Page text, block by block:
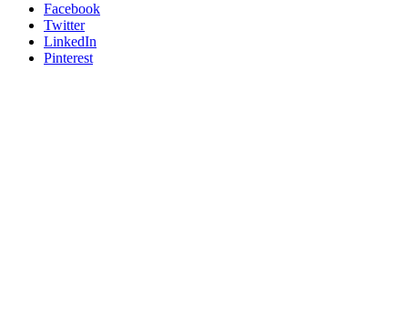
Facebook
Twitter
LinkedIn
Pinterest